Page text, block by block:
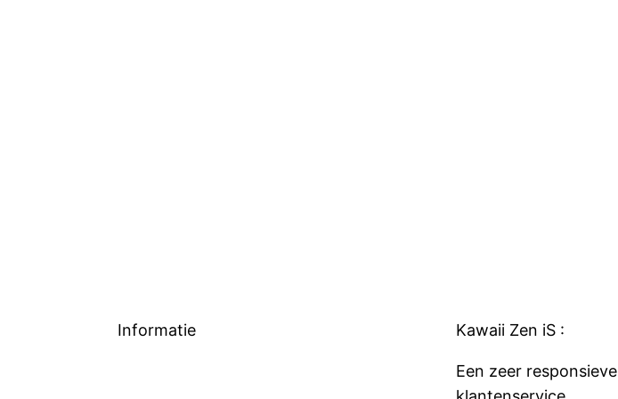
Informatie Kawaii Zen iS :
Een zeer responsieve